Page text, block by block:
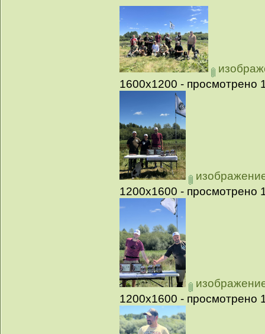
1600x1200 - просмотрено
1200x1600 - просмотрено
1200x1600 - просмотрено